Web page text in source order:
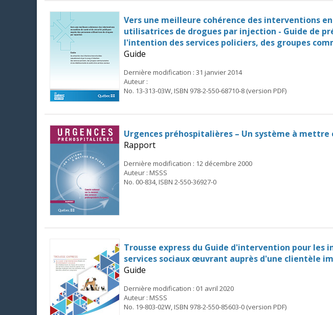
Vers une meilleure cohérence des interventions
utilisatrices de drogues par injection - Guide de
l'intention des services policiers, des groupes
Guide
Dernière modification : 31 janvier 2014
Auteur :
No. 13-313-03W, ISBN 978-2-550-68710-8 (version PDF)
Urgences préhospitalières – Un système à mettre
Rapport
Dernière modification : 12 décembre 2000
Auteur : MSSS
No. 00-834, ISBN 2-550-36927-0
Trousse express du Guide d'intervention pour les
services sociaux œuvrant auprès d'une clientèle
Guide
Dernière modification : 01 avril 2020
Auteur : MSSS
No. 19-803-02W, ISBN 978-2-550-85603-0 (version PDF)